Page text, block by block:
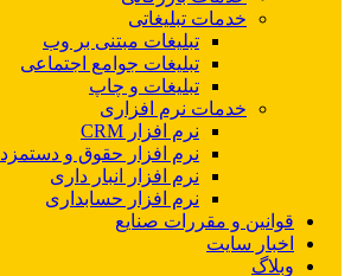
خدمات تبلیغاتی
تبلیغات مبتنی بر وب
تبلیغات جوامع اجتماعی
تبلیغات و چاپ
خدمات نرم افزاری
نرم افزار CRM
نرم افزار حقوق و دستمزد
نرم افزار انبار داری
نرم افزار حسابداری
قوانین و مقررات صنایع
اخبار سایت
وبلاگ